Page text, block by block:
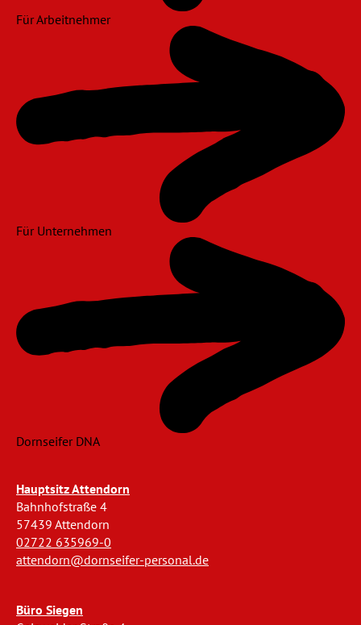
Für Arbeitnehmer
Für Unternehmen
Dornseifer DNA
Hauptsitz Attendorn
Bahnhofstraße 4
57439 Attendorn
02722 635969-0
attendorn@dornseifer-personal.de
Büro Siegen